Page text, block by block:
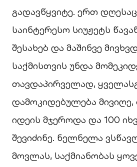
გადავწყვიტე. ერთ
საინტერესო სიუჟეტს
შესახებ და მაშინვე
საქმისთვის უნდა
თავდაპირველად,
დამოკიდებულება მივიღე,
იდეის მჯეროდა და 100
შევიძინე. ნელნელა
მოვლას, საქმიანობას